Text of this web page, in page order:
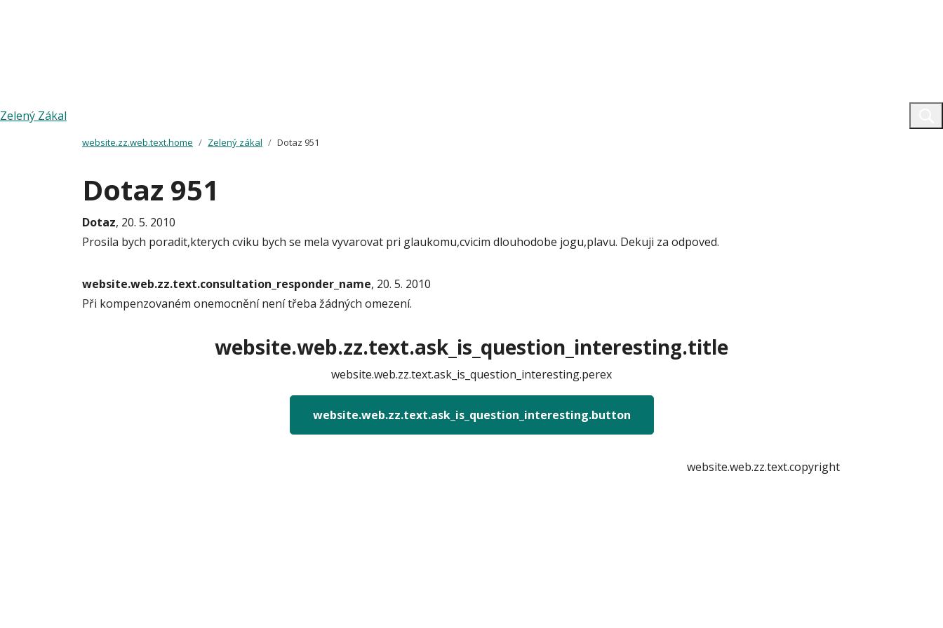
Zelený Zákal
website.zz.web.text.home Zelený zákal Dotaz 951
Dotaz 951
Dotaz, 20. 5. 2010
Prosila bych poradit,kterych cviku bych se mela vyvarovat pri glaukomu,cvicim dlouhodobe jogu,plavu. Dekuji za odpoved.
website.web.zz.text.consultation_responder_name, 20. 5. 2010
Při kompenzovaném onemocnění není třeba žádných omezení.
website.web.zz.text.ask_is_question_interesting.title
website.web.zz.text.ask_is_question_interesting.perex
website.web.zz.text.ask_is_question_interesting.button
website.web.zz.text.copyright